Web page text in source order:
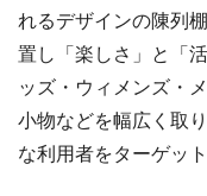
れるデザインの陳列
置し「楽しさ」と「
ッズ・ウィメンズ・
小物などを幅広く取
な利用者をターゲット